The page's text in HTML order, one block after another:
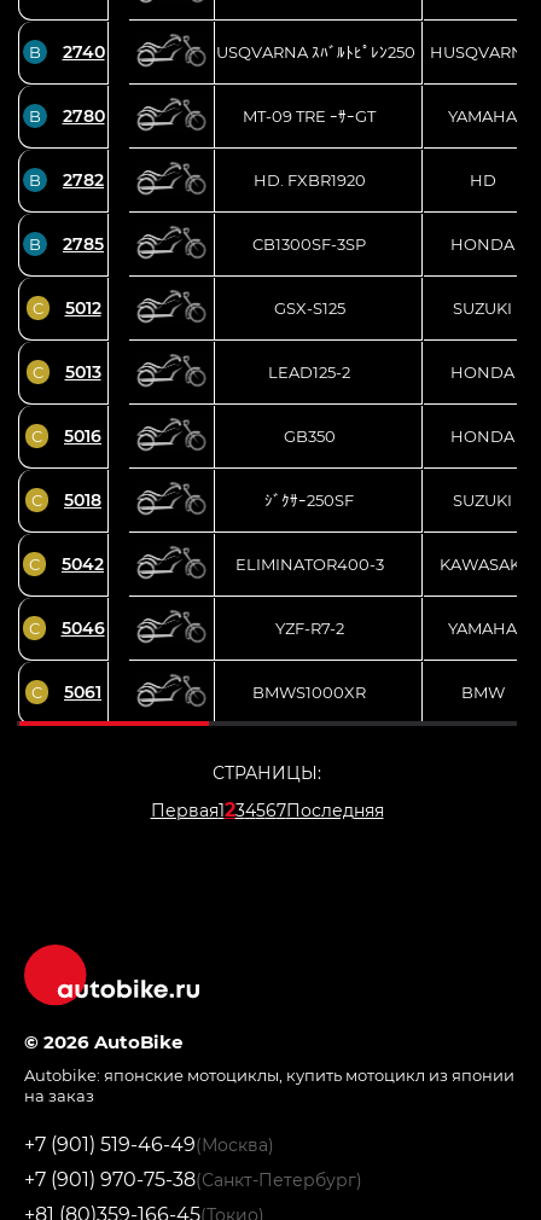
B 2740 HUSQVARNA ｽﾊﾞﾙﾄﾋﾟﾚﾝ250 HUSQVARNA
B 2780 MT-09 TRE ｰｻｰGT YAMAHA
B 2782 HD. FXBR1920 HD
B 2785 CB1300SF-3SP HONDA
C 5012 GSX-S125 SUZUKI
C 5013 LEAD125-2 HONDA
C 5016 GB350 HONDA
C 5018 ｼﾞｸｻｰ250SF SUZUKI
C 5042 ELIMINATOR400-3 KAWASAKI
C 5046 YZF-R7-2 YAMAHA
C 5061 BMWS1000XR BMW
СТРАНИЦЫ:
Первая1234567Последняя
© 2026 AutoBike
Autobike: японские мотоциклы, купить мотоцикл из японии
на заказ
+7 (901) 519-46-49(Москва)
+7 (901) 970-75-38(Санкт-Петербург)
+81 (80)359-166-45(Токио)